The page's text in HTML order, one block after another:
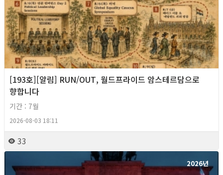
[193호][알림] RUN/OUT, 월드프라이드 암스테르담으로
향합니다
기간 : 7월
2026-08-03 18:11
33
2026년